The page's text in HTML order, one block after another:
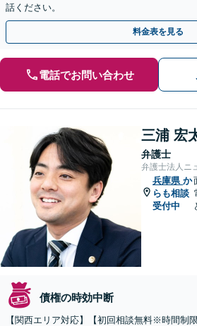
話ください。
料金表を見る
電話でお問い合わせ
三浦 宏
弁護士
弁護士法人ニ
兵庫県 か
らも相談
受付中
債権の時効中断
【関西エリア対応】【初回相談無料※時間制